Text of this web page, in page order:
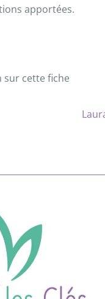
apportées.
sur cette fiche